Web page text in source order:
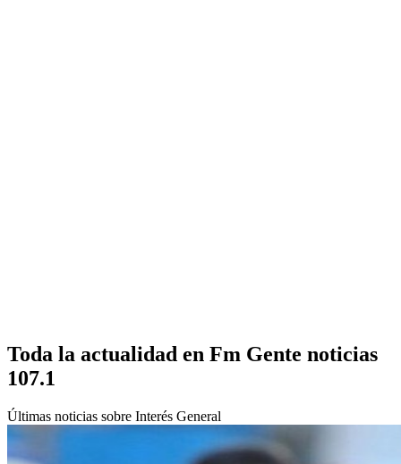
Toda la actualidad en Fm Gente noticias
107.1
Últimas noticias sobre Interés General